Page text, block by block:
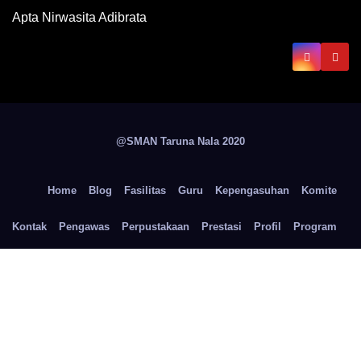
Apta Nirwasita Adibrata
@SMAN Taruna Nala 2020
Home Blog Fasilitas Guru Kepengasuhan Komite
Kontak Pengawas Perpustakaan Prestasi Profil Program